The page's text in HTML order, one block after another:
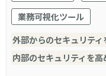
業務可視化ツール
外部からのセキュリテ
内部のセキュリティを高